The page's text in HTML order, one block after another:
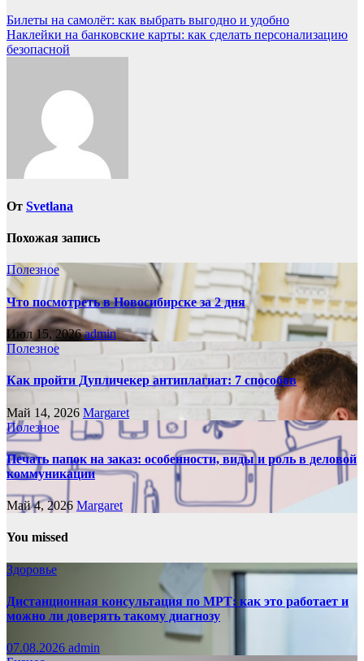
Навигация
по
Билеты на самолёт: как выбрать выгодно и удобно
Наклейки на банковские карты: как сделать персонализацию
безопасной
От Svetlana
Похожая запись
Полезное
Что посмотреть в Новосибирске за 2 дня
Июл 15, 2026admin
Полезное
Как пройти Дупличекер антиплагиат: 7 способов
Май 14, 2026 Margaret
Полезное
Печать папок на заказ: особенности, виды и роль в деловой
коммуникации
Май 4, 2026 Margaret
You missed
Здоровье
Дистанционная консультация по МРТ: как это работает и
можно ли доверять такому диагнозу
07.08.2026 admin